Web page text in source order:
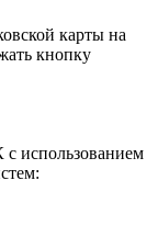
карты на
кнопку
использованием